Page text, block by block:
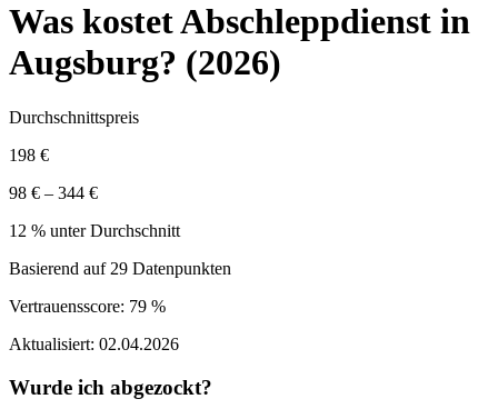
Was kostetAbschleppdienst in
Augsburg? (2026)
Durchschnittspreis
198 €
98 € – 344 €
12 % unter Durchschnitt
Basierend auf 29 Datenpunkten
Vertrauensscore: 79 %
Aktualisiert: 02.04.2026
Wurde ich abgezockt?